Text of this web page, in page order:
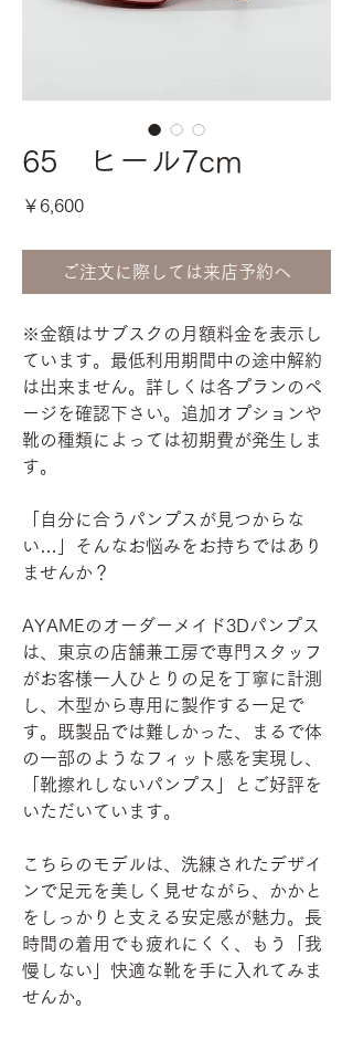
65 ヒール7cm
￥6,600価
ご注文に際しては来店予約へ
※金額はサブスクの月額料金を表示し
ています。最低利用期間中の途中解約
は出来ません。詳しくは各プランのペ
ージを確認下さい。追加オプションや
靴の種類によっては初期費が発生しま
す。
「自分に合うパンプスが見つからな
い…」そんなお悩みをお持ちではあり
ませんか？
AYAMEのオーダーメイド3Dパンプス
は、東京の店舗兼工房で専門スタッフ
がお客様一人ひとりの足を丁寧に計測
し、木型から専用に製作する一足で
す。既製品では難しかった、まるで体
の一部のようなフィット感を実現し、
「靴擦れしないパンプス」とご好評を
いただいています。
こちらのモデルは、洗練されたデザイ
ンで足元を美しく見せながら、かかと
をしっかりと支える安定感が魅力。長
時間の着用でも疲れにくく、もう「我
慢しない」快適な靴を手に入れてみま
せんか。